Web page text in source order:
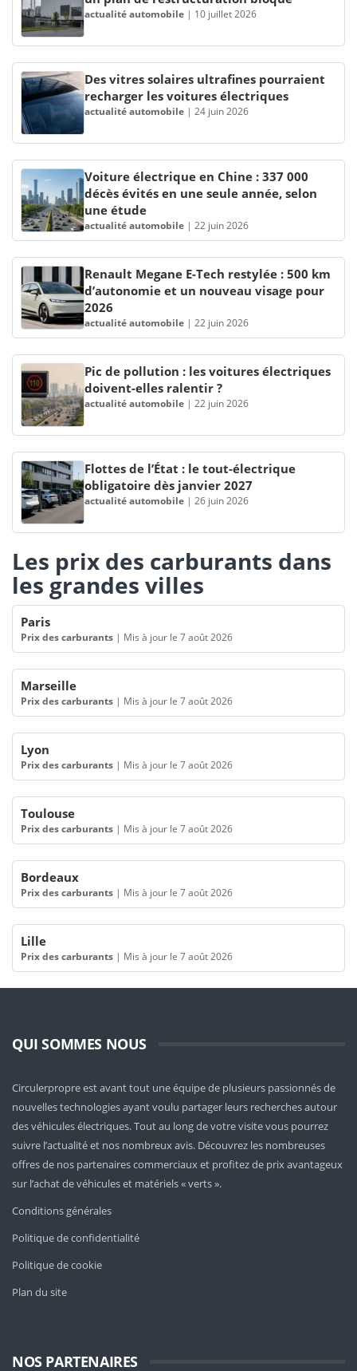
actualité automobile | 10 juillet 2026
Des vitres solaires ultrafines pourraient
recharger les voitures électriques
actualité automobile | 24 juin 2026
Voiture électrique en Chine : 337 000
décès évités en une seule année, selon
une étude
actualité automobile | 22 juin 2026
Renault Megane E-Tech restylée : 500 km
d’autonomie et un nouveau visage pour
2026
actualité automobile | 22 juin 2026
Pic de pollution : les voitures électriques
doivent-elles ralentir ?
actualité automobile | 22 juin 2026
Flottes de l’État : le tout-électrique
obligatoire dès janvier 2027
actualité automobile | 26 juin 2026
Les prix des carburants dans
les grandes villes
Paris
Prix des carburants | Mis à jour le 7 août 2026
Marseille
Prix des carburants | Mis à jour le 7 août 2026
Lyon
Prix des carburants | Mis à jour le 7 août 2026
Toulouse
Prix des carburants | Mis à jour le 7 août 2026
Bordeaux
Prix des carburants | Mis à jour le 7 août 2026
Lille
Prix des carburants | Mis à jour le 7 août 2026
QUI SOMMES NOUS
Circulerpropre est avant tout une équipe de plusieurs passionnés de
nouvelles technologies ayant voulu partager leurs recherches autour
des véhicules électriques. Tout au long de votre visite vous pourrez
suivre l’actualité et nos nombreux avis. Découvrez les nombreuses
offres de nos partenaires commerciaux et profitez de prix avantageux
sur l’achat de véhicules et matériels « verts ».
Conditions générales
Politique de confidentialité
Politique de cookie
Plan du site
NOS PARTENAIRES